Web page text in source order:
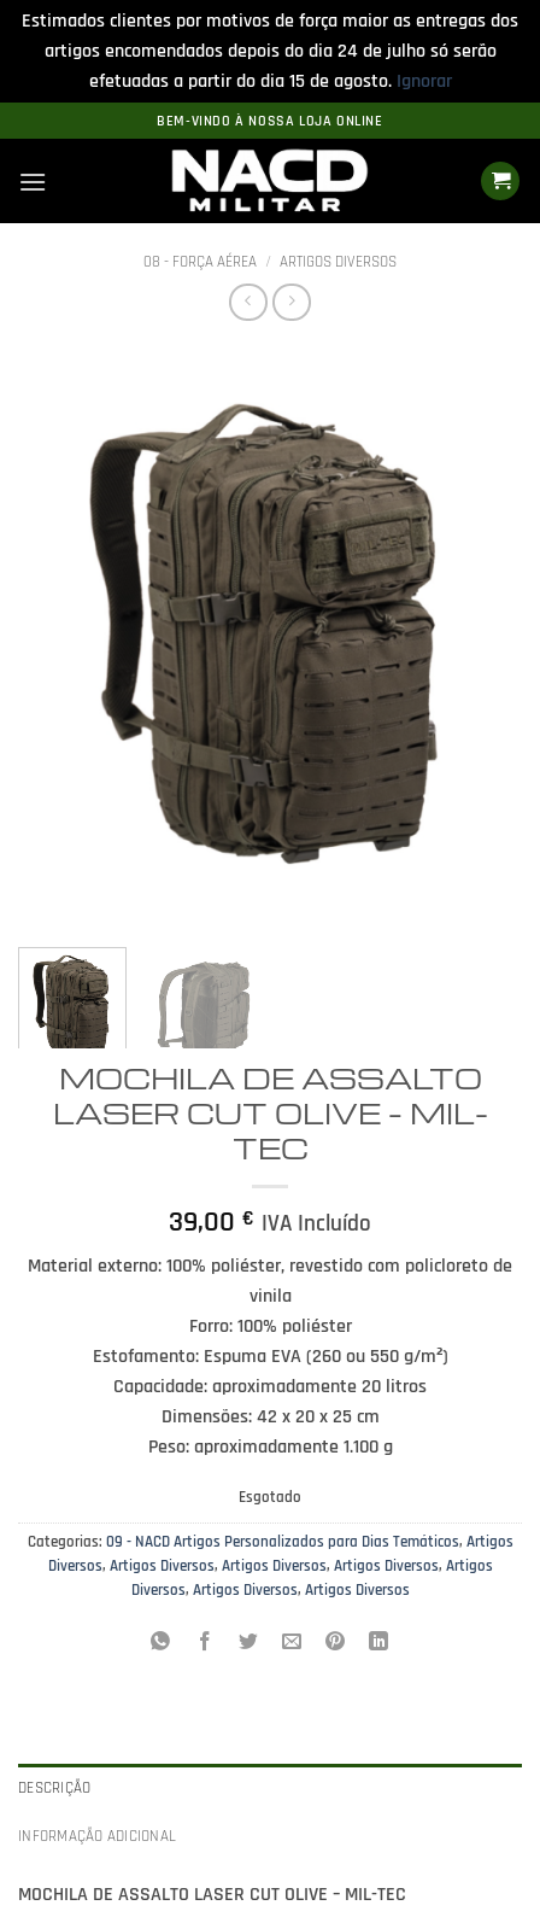
Estimados clientes por motivos de força maior as entregas dos
artigos encomendados depois do dia 24 de julho só serão
efetuadas a partir do dia 15 de agosto. Ignorar
to
content
BEM-VINDO À NOSSA LOJA ONLINE
08 - FORÇA AÉREA / ARTIGOS DIVERSOS
MOCHILA DE ASSALTO
LASER CUT OLIVE – MIL-
TEC
39,00 € IVA Incluído
Material externo: 100% poliéster, revestido com policloreto de
vinila
Forro: 100% poliéster
Estofamento: Espuma EVA (260 ou 550 g/m²)
Capacidade: aproximadamente 20 litros
Dimensões: 42 x 20 x 25 cm
Peso: aproximadamente 1.100 g
Esgotado
Categorias: 09 - NACD Artigos Personalizados para Dias Temáticos, Artigos
Diversos, Artigos Diversos, Artigos Diversos, Artigos Diversos, Artigos
Diversos, Artigos Diversos, Artigos Diversos
DESCRIÇÃO
INFORMAÇÃO ADICIONAL
MOCHILA DE ASSALTO LASER CUT OLIVE – MIL-TEC